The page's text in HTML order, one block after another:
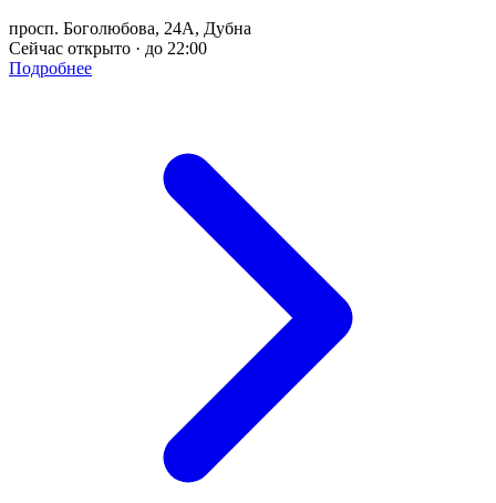
просп. Боголюбова, 24А, Дубна
Сейчас открыто · до 22:00
Подробнее